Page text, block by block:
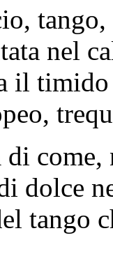
nel
il
come,
dolce
tango